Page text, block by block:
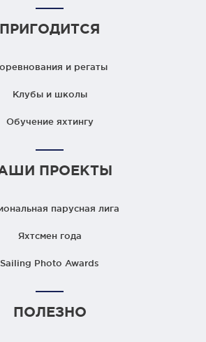
ПРИГОДИТСЯ
и регаты
Клубы и школы
Обучение яхтингу
ПРОЕКТЫ
парусная лига
Яхтсмен года
Sailing Photo Awards
ПОЛЕЗНО